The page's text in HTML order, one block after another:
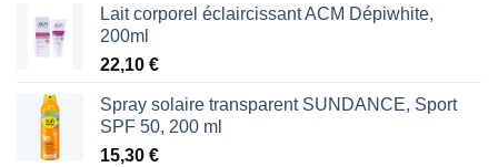
Lait corporel éclaircissant ACM Dépiwhite,
200ml
22,10 €
Spray solaire transparent SUNDANCE, Sport
SPF 50, 200 ml
15,30 €